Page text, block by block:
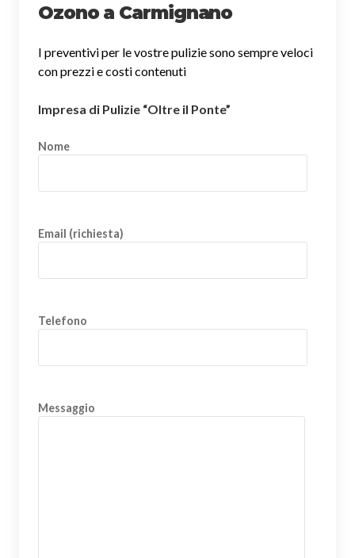
Ozono a Carmignano
I preventivi per le vostre pulizie sono sempre veloci
con prezzi e costi contenuti
Impresa di Pulizie “Oltre il Ponte”
Nome
Email (richiesta)
Telefono
Messaggio